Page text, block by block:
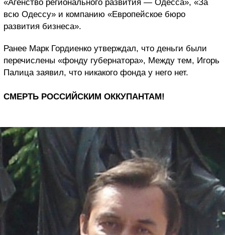
«Агенство регионального развития — Одесса», «За
всю Одессу» и компанию «Европейское бюро
развития бизнеса».
Ранее Марк Гордиенко утверждал, что деньги были
перечислены «фонду губернатора», Между тем, Игорь
Палица заявил, что никакого фонда у него нет.
СМЕРТЬ РОССИЙСКИМ ОККУПАНТАМ!